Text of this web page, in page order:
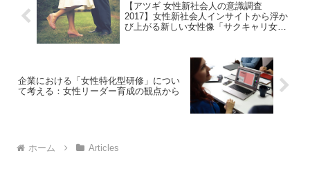
【アツギ 女性新社会人の意識調査
2017】女性新社会人インサイトから浮か
び上がる新しい女性像「サクキャリ女
企業における「女性特化型研修」につい
て考える：女性リーダー育成の観点から
ホーム Articles